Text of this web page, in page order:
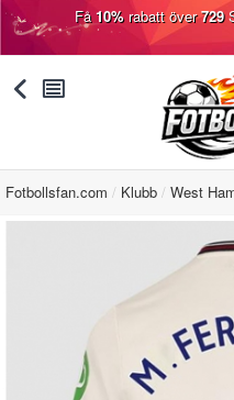
Få10%rabatt över729
󰅯 󰂩
Fotbollsfan.com Klubb West